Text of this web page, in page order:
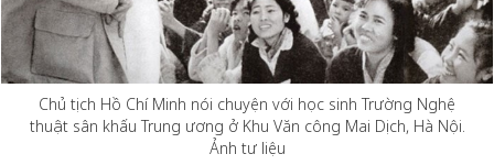
Chủ tịch Hồ Chí Minh nói chuyện với học sinh Trường Nghệ
thuật sân khấu Trung ương ở Khu Văn công Mai Dịch, Hà Nội.
Ảnh tư liệu